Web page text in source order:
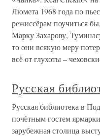
Люмета 1968 года по
режиссёрам поучиться
Марку Захарову,
то они всякую меру
всё от глухоты –
Русская
Русская библиотека в
почётным гостем
зарубежная столица